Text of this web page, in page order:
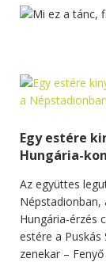
Egy estére
Hungária-
Az együttes
Népstadionban,
Hungária-érzés
estére a Puskás
zenekar –